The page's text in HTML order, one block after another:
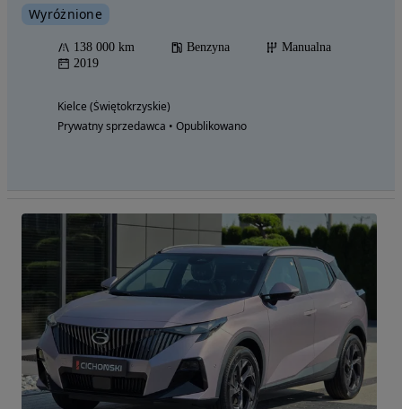
Wyróżnione
138 000 km Benzyna
Manualna
2019
Kielce (Świętokrzyskie)
Prywatny sprzedawca • Opublikowano